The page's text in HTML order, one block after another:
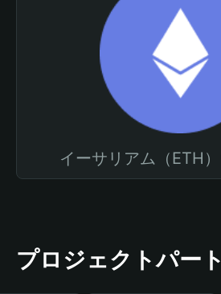
イーサリアム（ETH
プロジェクトパー